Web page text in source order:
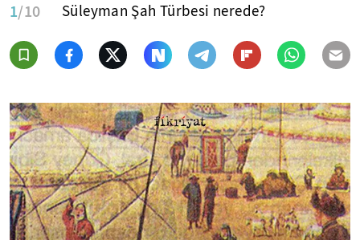
1/10 Süleyman Şah Türbesi nerede?